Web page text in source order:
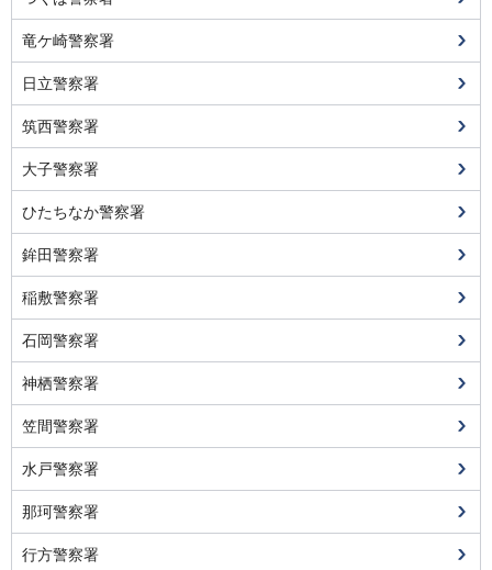
竜ケ崎警察署
日立警察署
筑西警察署
大子警察署
ひたちなか警察署
鉾田警察署
稲敷警察署
石岡警察署
神栖警察署
笠間警察署
水戸警察署
那珂警察署
行方警察署